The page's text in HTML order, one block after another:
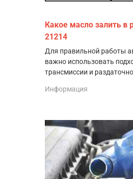
Какое масло залить в
21214
Для правильной работы
важно использовать
трансмиссии и
Информация